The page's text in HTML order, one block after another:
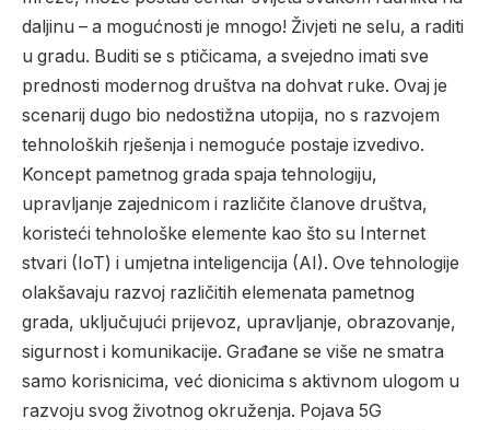
daljinu – a mogućnosti je mnogo! Živjeti ne selu, a raditi
u gradu. Buditi se s ptičicama, a svejedno imati sve
prednosti modernog društva na dohvat ruke. Ovaj je
scenarij dugo bio nedostižna utopija, no s razvojem
tehnoloških rješenja i nemoguće postaje izvedivo.
Koncept pametnog grada spaja tehnologiju,
upravljanje zajednicom i različite članove društva,
koristeći tehnološke elemente kao što su Internet
stvari (IoT) i umjetna inteligencija (AI). Ove tehnologije
olakšavaju razvoj različitih elemenata pametnog
grada, uključujući prijevoz, upravljanje, obrazovanje,
sigurnost i komunikacije. Građane se više ne smatra
samo korisnicima, već dionicima s aktivnom ulogom u
razvoju svog životnog okruženja. Pojava 5G